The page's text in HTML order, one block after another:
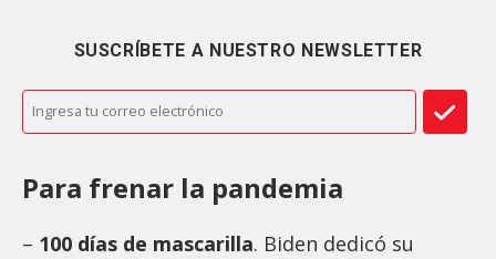
SUSCRÍBETE A NUESTRO NEWSLETTER
Para frenar la pandemia
– 100 días de mascarilla. Biden dedicó su